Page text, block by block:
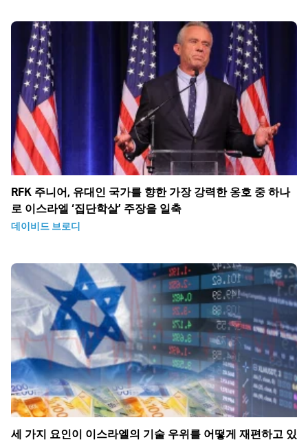
RFK 주니어, 유대인 국가를 향한 가장 강력한 옹호 중 하나
로 이스라엘 ‘집단학살’ 주장을 일축
데이비드 브로디
세 가지 요인이 이스라엘의 기술 우위를 어떻게 재편하고 있